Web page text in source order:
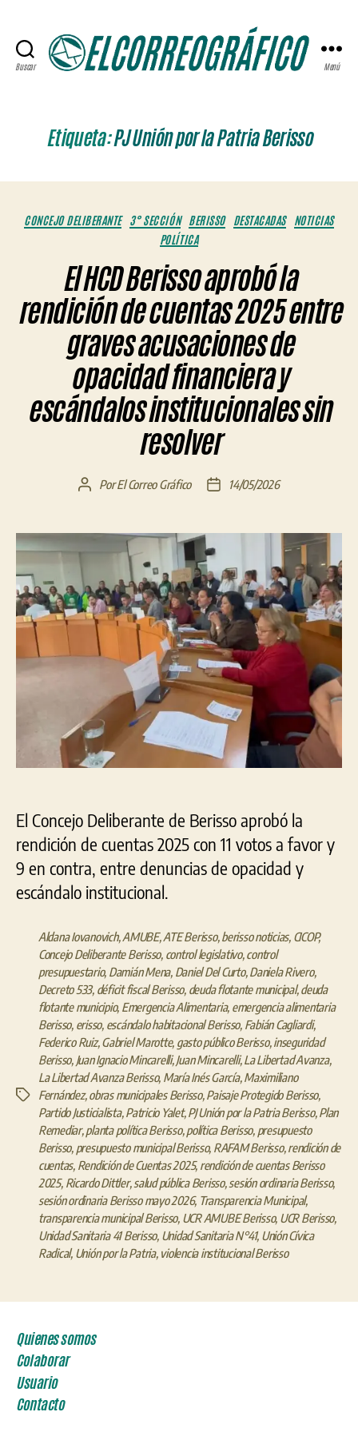
Buscar Menú
Etiqueta:PJ Unión por la Patria Berisso
Categorías
CONCEJO DELIBERANTE 3° SECCIÓN BERISSO DESTACADAS
NOTICIAS
POLÍTICA
El HCD Berisso aprobó la
rendición de cuentas 2025 entre
graves acusaciones de
opacidad financiera y
escándalos institucionales sin
resolver
Autor
entrada
PorEl Correo Gráfico
Fecha
entrada
14/05/2026
El Concejo Deliberante de Berisso aprobó la
rendición de cuentas 2025 con 11 votos a favor y
9 en contra, entre denuncias de opacidad y
escándalo institucional.
Etiquetas
Aldana Iovanovich,AMUBE,ATE Berisso,berisso noticias, CICOP,
Concejo Deliberante Berisso, control legislativo,control
presupuestario, Damián Mena, Daniel Del Curto,Daniela Rivero,
Decreto 533, déficit fiscal Berisso, deuda flotante municipal,deuda
flotante municipio, Emergencia Alimentaria, emergencia alimentaria
Berisso, erisso, escándalo habitacional Berisso, Fabián Cagliardi,
Federico Ruiz,Gabriel Marotte, gasto público Berisso,inseguridad
Berisso, Juan Ignacio Mincarelli,Juan Mincarelli,La Libertad Avanza,
La Libertad Avanza Berisso, María Inés García,Maximiliano
Fernández,obras municipales Berisso,Paisaje Protegido Berisso,
Partido Justicialista,Patricio Yalet,PJ Unión por la Patria Berisso,Plan
Remediar,planta política Berisso,política Berisso, presupuesto
Berisso, presupuesto municipal Berisso, RAFAM Berisso,rendición de
cuentas, Rendición de Cuentas 2025, rendición de cuentas Berisso
2025, Ricardo Dittler,salud pública Berisso,sesión ordinaria Berisso,
sesión ordinaria Berisso mayo 2026, Transparencia Municipal,
transparencia municipal Berisso, UCR AMUBE Berisso, UCR Berisso,
Unidad Sanitaria 41 Berisso, Unidad Sanitaria N°41, Unión Cívica
Radical, Unión por la Patria, violencia institucional Berisso
Quienes somos
Colaborar
Usuario
Contacto